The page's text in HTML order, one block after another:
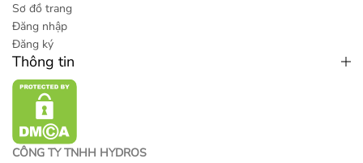
Sơ đồ trang
Đăng nhập
Đăng ký
Thông tin
CÔNG TY TNHH HYDROS